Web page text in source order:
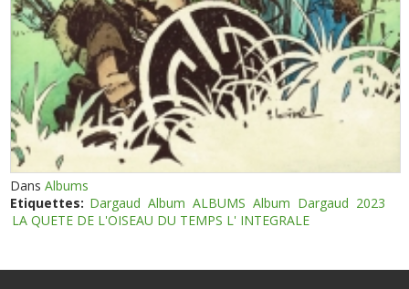
DansAlbums
Etiquettes: Dargaud Album ALBUMS Album Dargaud 2023
LA QUETE DE L'OISEAU DU TEMPS L' INTEGRALE